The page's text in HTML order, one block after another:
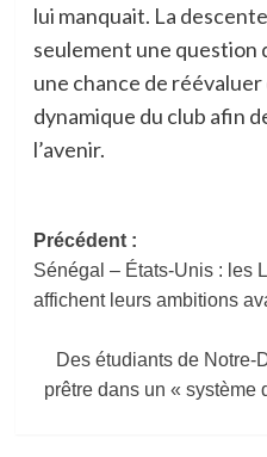
lui manquait. La
seulement une question
une chance de
dynamique du club afin
l’avenir.
Navigation
d’article
Précédent :
Sénégal – États-Unis : les
affichent leurs ambitions
Des étudiants de Notre-
prêtre dans un « système